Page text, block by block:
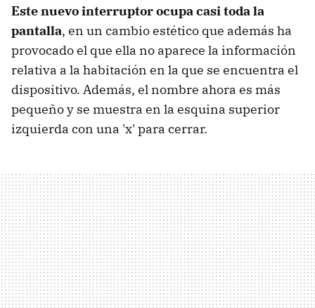
Este nuevo interruptor ocupa casi toda la
pantalla, en un cambio estético que además ha
provocado el que ella no aparece la información
relativa a la habitación en la que se encuentra el
dispositivo. Además, el nombre ahora es más
pequeño y se muestra en la esquina superior
izquierda con una 'x' para cerrar.